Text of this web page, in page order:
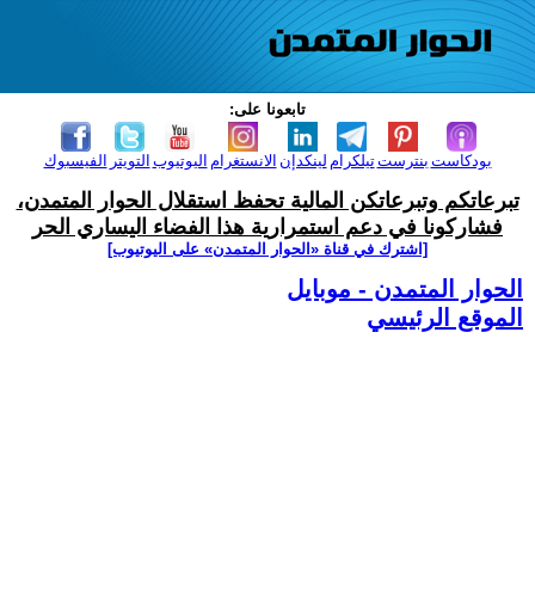
تابعونا على:
الفيسبوك التويتر اليوتيوب الانستغرام لينكدإن تيلكرامبنترست بودكاست
تبرعاتكم وتبرعاتكن المالية تحفظ استقلال الحوار المتمدن،
فشاركونا في دعم استمرارية هذا الفضاء اليساري الحر
[اشترك في قناة ‫«الحوار المتمدن» على اليوتيوب]
الحوار المتمدن - موبايل
الموقع الرئيسي